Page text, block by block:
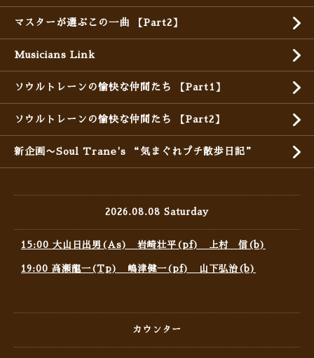
マスターが選ぶこの一曲 【Part2】
Musicians Link
ソウルトレーンの愉快な仲間たち 【Part1】
ソウルトレーンの愉快な仲間たち 【Part2】
新企画〜Soul Trane's “気まぐれプチ散歩日記”
2026.08.08 Saturday
15:00 大山日出男(As) 岩崎壮平(pf) 上村 信(b)
19:00 高瀬龍一(Tp) 嶋津健一(pf) 山下弘治(b)
カウンター